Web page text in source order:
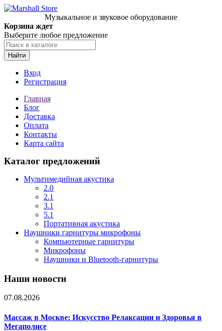
Музыкальное и звуковое оборудование
Корзина ждет
Выберите любое предложение
Найти
Вход
Регистрация
Главная
Блог
Доставка
Оплата
Контакты
Карта сайта
Каталог предложений
Мультимедийная акустика
2.0
2.1
3.1
5.1
Портативная акустика
Наушники гарнитуры микрофоны
Компьютерные гарнитуры
Микрофоны
Наушники и Bluetooth-гарнитуры
Наши новости
07.08.2026
Массаж в Москве: Искусство Релаксации и Здоровья в
Мегаполисе